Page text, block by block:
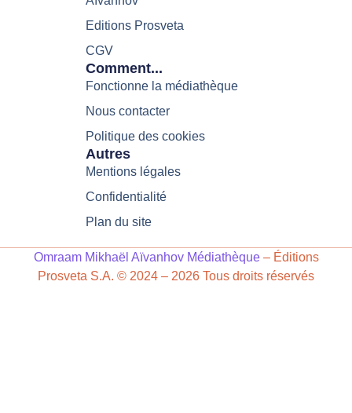
Editions Prosveta
CGV
Comment...
Fonctionne la médiathèque
Nous contacter
Politique des cookies
Autres
Mentions légales
Confidentialité
Plan du site
Omraam Mikhaël Aïvanhov Médiathèque– Éditions
Prosveta S.A. © 2024 – 2026 Tous droits réservés